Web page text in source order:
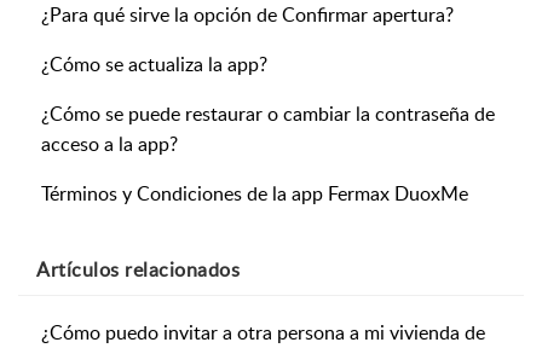
¿Para qué sirve la opción de Confirmar apertura?
¿Cómo se actualiza la app?
¿Cómo se puede restaurar o cambiar la contraseña de
acceso a la app?
Términos y Condiciones de la app Fermax DuoxMe
Artículos relacionados
¿Cómo puedo invitar a otra persona a mi vivienda de